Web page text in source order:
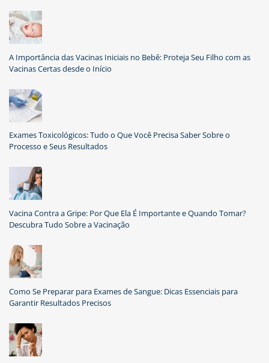
A Importância das Vacinas Iniciais no Bebê: Proteja Seu Filho com as
Vacinas Certas desde o Início
Exames Toxicológicos: Tudo o Que Você Precisa Saber Sobre o
Processo e Seus Resultados
Vacina Contra a Gripe: Por Que Ela É Importante e Quando Tomar?
Descubra Tudo Sobre a Vacinação
Como Se Preparar para Exames de Sangue: Dicas Essenciais para
Garantir Resultados Precisos